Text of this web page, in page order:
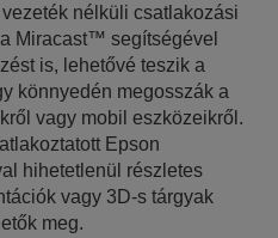
nélküli csatlakozási
Miracast™ segítségével
is, lehetővé teszik a
könnyedén megosszák a
vagy mobil eszközeikről.
Epson
hihetetlenül részletes
vagy 3D-s tárgyak
meg.